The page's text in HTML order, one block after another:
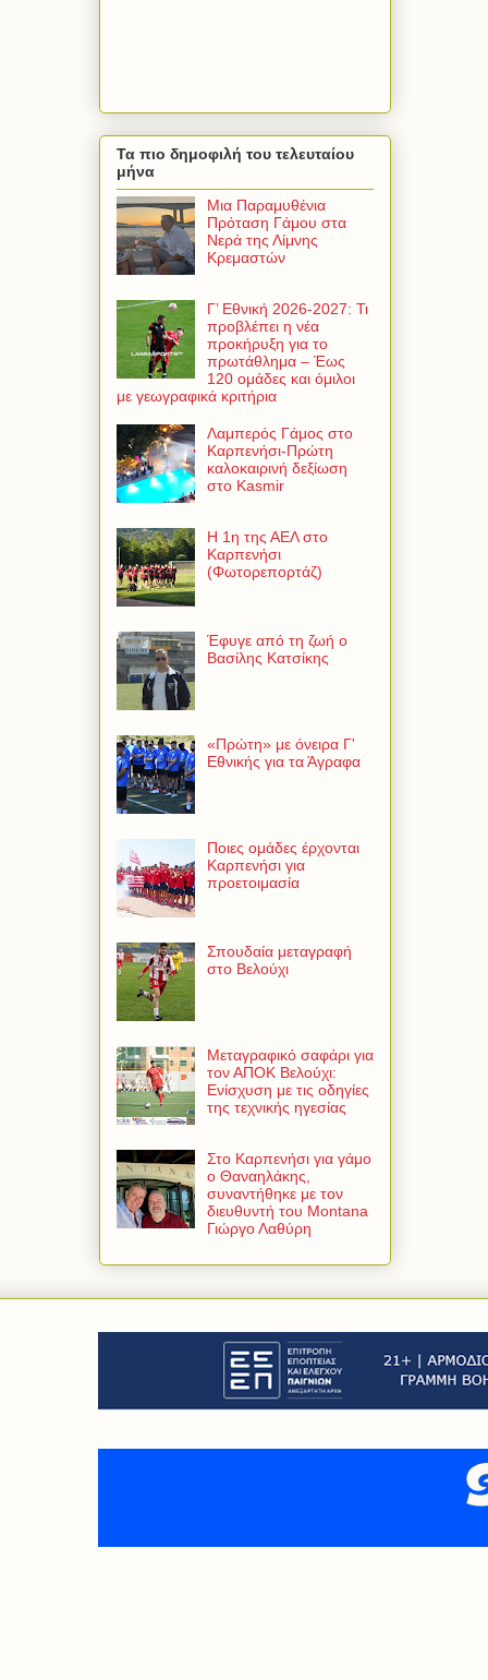
Τα πιο δημοφιλή του τελευταίου
μήνα
Μια Παραμυθένια
Πρόταση Γάμου στα
Νερά της Λίμνης
Κρεμαστών
Γ’ Εθνική 2026-2027: Τι
προβλέπει η νέα
προκήρυξη για το
πρωτάθλημα – Έως
120 ομάδες και όμιλοι
με γεωγραφικά κριτήρια
Λαμπερός Γάμος στο
Καρπενήσι-Πρώτη
καλοκαιρινή δεξίωση
στο Kasmir
Η 1η της ΑΕΛ στο
Καρπενήσι
(Φωτορεπορτάζ)
Έφυγε από τη ζωή ο
Βασίλης Κατσίκης
«Πρώτη» με όνειρα Γ'
Εθνικής για τα Άγραφα
Ποιες ομάδες έρχονται
Καρπενήσι για
προετοιμασία
Σπουδαία μεταγραφή
στο Βελούχι
Μεταγραφικό σαφάρι για
τον ΑΠΟΚ Βελούχι:
Ενίσχυση με τις οδηγίες
της τεχνικής ηγεσίας
Στο Καρπενήσι για γάμο
ο Θαναηλάκης,
συναντήθηκε με τον
διευθυντή του Montana
Γιώργο Λαθύρη